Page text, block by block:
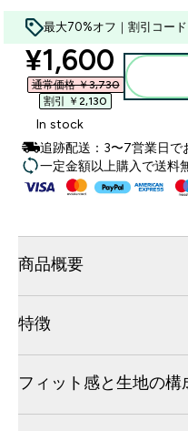
最大70%オフ｜割引コー
discounted
¥1,600‎
通常価格 ￥3,730‎
割引 ￥2,130‎
In stock
追跡配送：3〜7営業日で
一定金額以上購入で送料
商品概要
特徴
フィット感と生地の構